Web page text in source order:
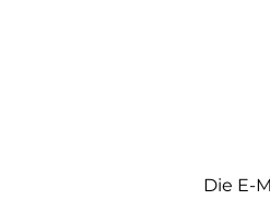
Die E-